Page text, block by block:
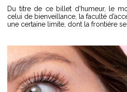
Du titre de ce billet d’humeur, le
celui de bienveillance, la faculté
une certaine limite, dont la frontiére